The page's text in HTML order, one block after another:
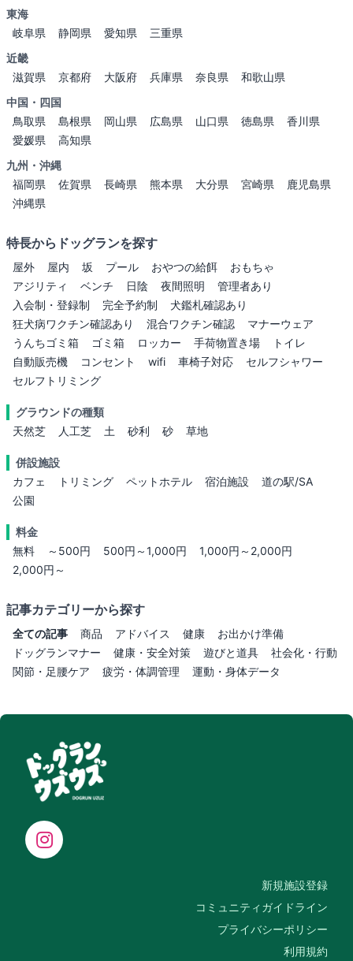
東海
岐阜県
静岡県 愛知県
三重県
近畿
滋賀県
京都府 大阪府 兵庫県 奈良県
和歌山県
中国・四国
鳥取県
島根県 岡山県 広島県 山口県 徳島県
香川県
愛媛県
高知県
九州・沖縄
福岡県
佐賀県 長崎県 熊本県 大分県 宮崎県
鹿児島県
沖縄県
特長からドッグランを探す
屋外 屋内 坂 プール おやつの給餌
おもちゃ
アジリティ
ベンチ 日陰 夜間照明
管理者あり
入会制・登録制
完全予約制
犬鑑札確認あり
狂犬病ワクチン確認あり
混合ワクチン確認
マナーウェア
うんちゴミ箱
ゴミ箱 ロッカー 手荷物置き場
トイレ
自動販売機
コンセント wifi 車椅子対応
セルフシャワー
セルフトリミング
グラウンドの種類
天然芝
人工芝 土 砂利 砂 草地
併設施設
カフェ
トリミング ペットホテル 宿泊施設
道の駅/SA
公園
料金
無料
～500円 500円～1,000円
1,000円～2,000円
2,000円～
記事カテゴリーから探す
全ての記事 商品 アドバイス 健康
お出かけ準備
ドッグランマナー
健康・安全対策 遊びと道具
社会化・行動
関節・足腰ケア
疲労・体調管理 運動・身体データ
新規施設登録
コミュニティガイドライン
プライバシーポリシー
利用規約